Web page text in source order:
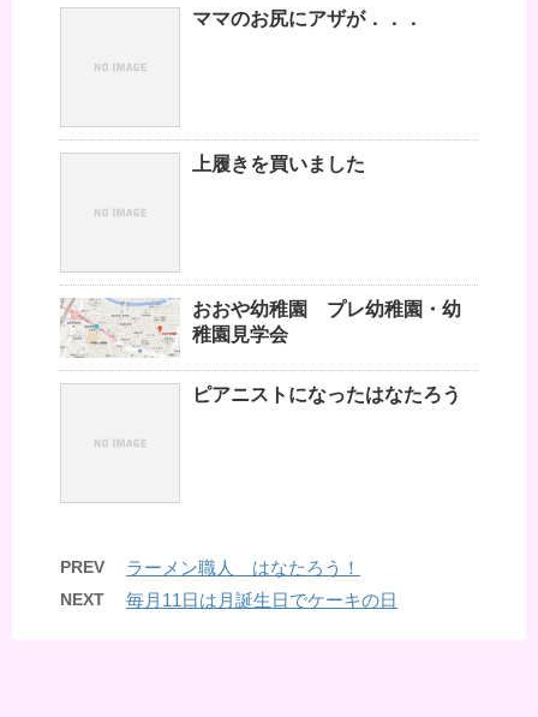
ママのお尻にアザが．．．
上履きを買いました
おおや幼稚園 プレ幼稚園・幼
稚園見学会
ピアニストになったはなたろう
PREV ラーメン職人 はなたろう！
NEXT 毎月11日は月誕生日でケーキの日